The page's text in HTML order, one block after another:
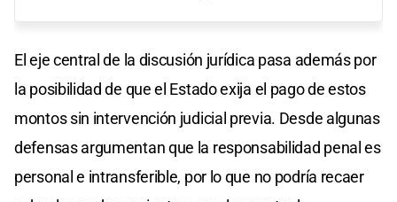
El eje central de la discusión jurídica pasa además por
la posibilidad de que el Estado exija el pago de estos
montos sin intervención judicial previa. Desde algunas
defensas argumentan que la responsabilidad penal es
personal e intransferible, por lo que no podría recaer